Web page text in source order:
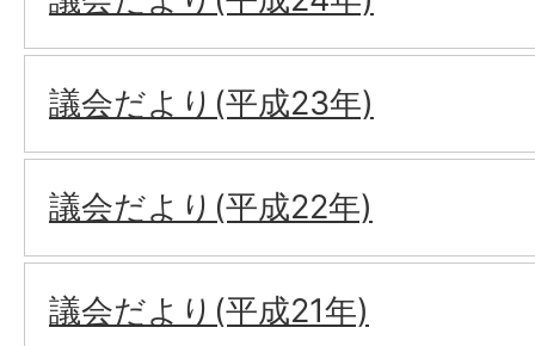
議会だより(平成23年)
議会だより(平成22年)
議会だより(平成21年)